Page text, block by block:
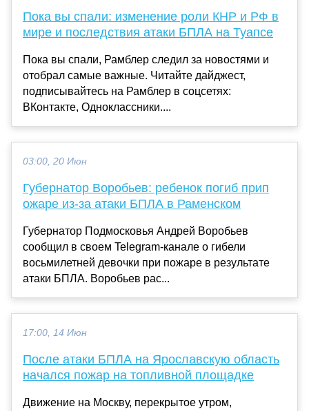
Пока вы спали: изменение роли КНР и РФ в
мире и последствия атаки БПЛА на Туапсе
Пока вы спали, Рамблер следил за новостями и
отобрал самые важные. Читайте дайджест,
подписывайтесь на Рамблер в соцсетях:
ВКонтакте, Одноклассники....
03:00, 20 Июн
Губернатор Воробьев: ребенок погиб прип
ожаре из-за атаки БПЛА в Раменском
Губернатор Подмосковья Андрей Воробьев
сообщил в своем Telegram-канале о гибели
восьмилетней девочки при пожаре в результате
атаки БПЛА. Воробьев рас...
17:00, 14 Июн
После атаки БПЛА на Ярославскую область
начался пожар на топливной площадке
Движение на Москву, перекрытое утром,